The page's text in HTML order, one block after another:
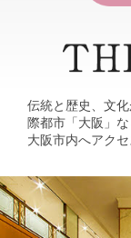
伝統と歴史、文
際都市「大阪」な
大阪市内へアクセ